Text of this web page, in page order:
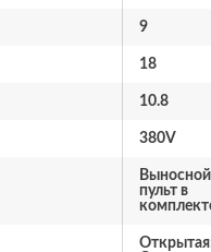
9
18
10.8
380V
Выносной
пульт в